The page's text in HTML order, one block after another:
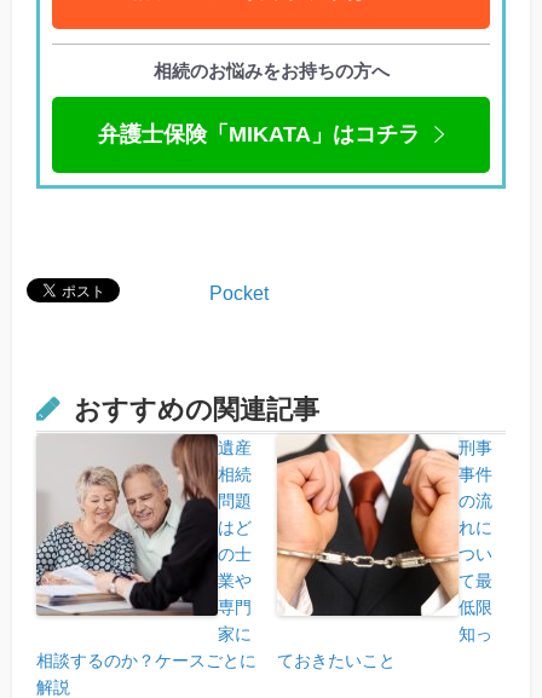
相続のお悩みをお持ちの方へ
弁護士保険「MIKATA」はコチラ
Pocket
おすすめの関連記事
遺産
相続
問題
はど
の士
業や
専門
家に
相談するのか？ケースごとに
解説
刑事
事件
の流
れに
つい
て最
低限
知っ
ておきたいこと